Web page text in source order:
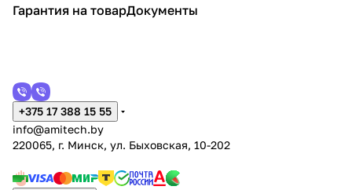
Гарантия на товарДокументы
+375 17 388 15 55
info@amitech.by
220065, г. Минск, ул. Быховская, 10-202